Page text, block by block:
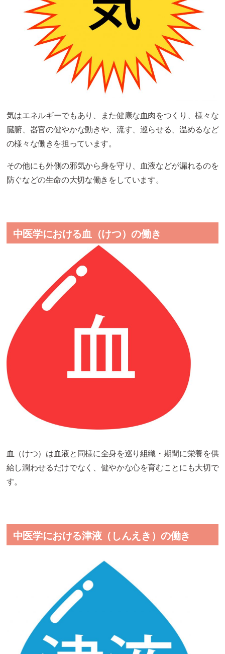
気はエネルギーでもあり、また健康な血肉をつくり、様々な
臓腑、器官の健やかな動きや、流す、巡らせる、温めるなど
の様々な働きを担っています。
その他にも外側の邪気から身を守り、血液などが漏れるのを
防ぐなどの生命の大切な働きをしています。
中医学における血（けつ）の働き
血（けつ）は血液と同様に全身を巡り組織・期間に栄養を供
給し潤わせるだけでなく、健やかな心を育むことにも大切で
す。
中医学における津液（しんえき）の働き